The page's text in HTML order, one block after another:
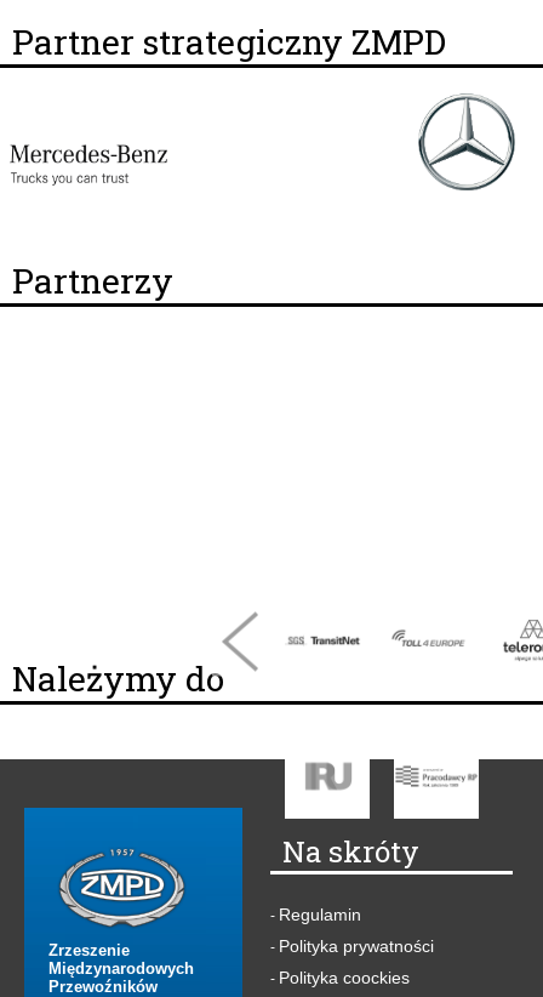
Partner strategiczny ZMPD
Partnerzy
Należymy do
Zrzeszenie
Międzynarodowych
Przewoźników
Na skróty
- Regulamin
- Polityka prywatności
- Polityka coockies